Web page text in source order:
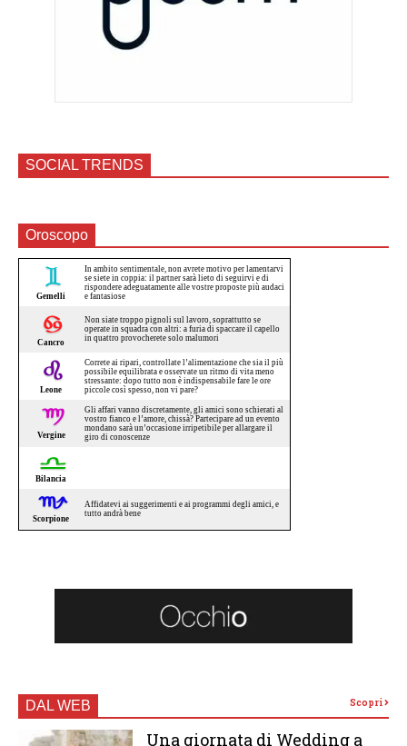
SOCIAL TRENDS
Oroscopo
DAL WEB Scopri
Una giornata di Wedding a